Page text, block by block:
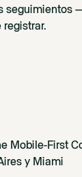
seguimientos
registrar.
Mobile-First
y Miami